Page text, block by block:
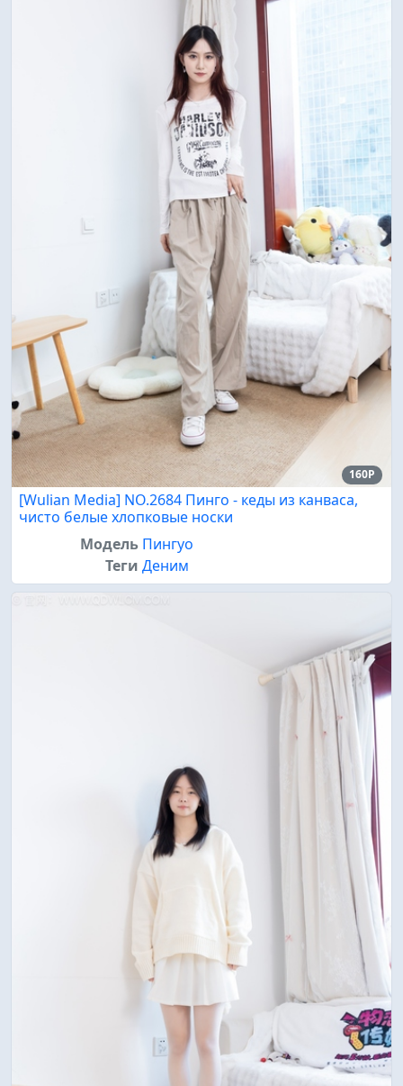
160P
[Wulian Media] NO.2684 Пинго - кеды из канваса,
чисто белые хлопковые носки
Модель Пингуо
Теги Деним